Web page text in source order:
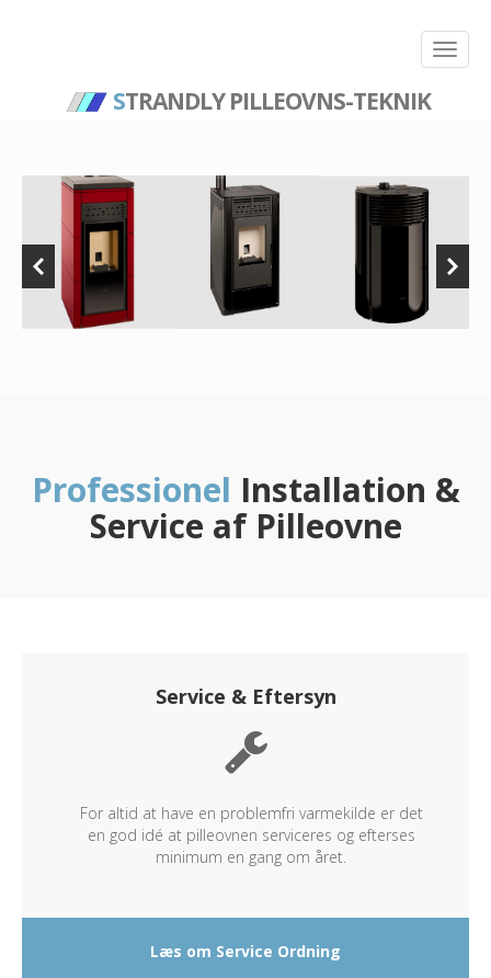
STRANDLY PILLEOVNS-TEKNIK
Professionel Installation &
Service af Pilleovne
Service & Eftersyn
For altid at have en problemfri varmekilde er det
en god idé at pilleovnen serviceres og efterses
minimum en gang om året.
Læs om Service Ordning